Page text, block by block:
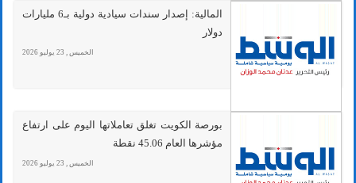
المالية: إصدار سندات سيادية دولية بـ6 مليارات
دولار
الخميس , 23 يوليو 2026
بورصة الكويت تغلق تعاملاتها اليوم على ارتفاع
مؤشرها العام 45.06 نقطة
الخميس , 23 يوليو 2026